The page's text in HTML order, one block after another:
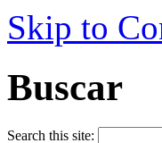
Skip to
Buscar
Search this site: